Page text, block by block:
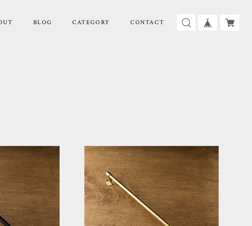
BLOG CATEGORY CONTACT